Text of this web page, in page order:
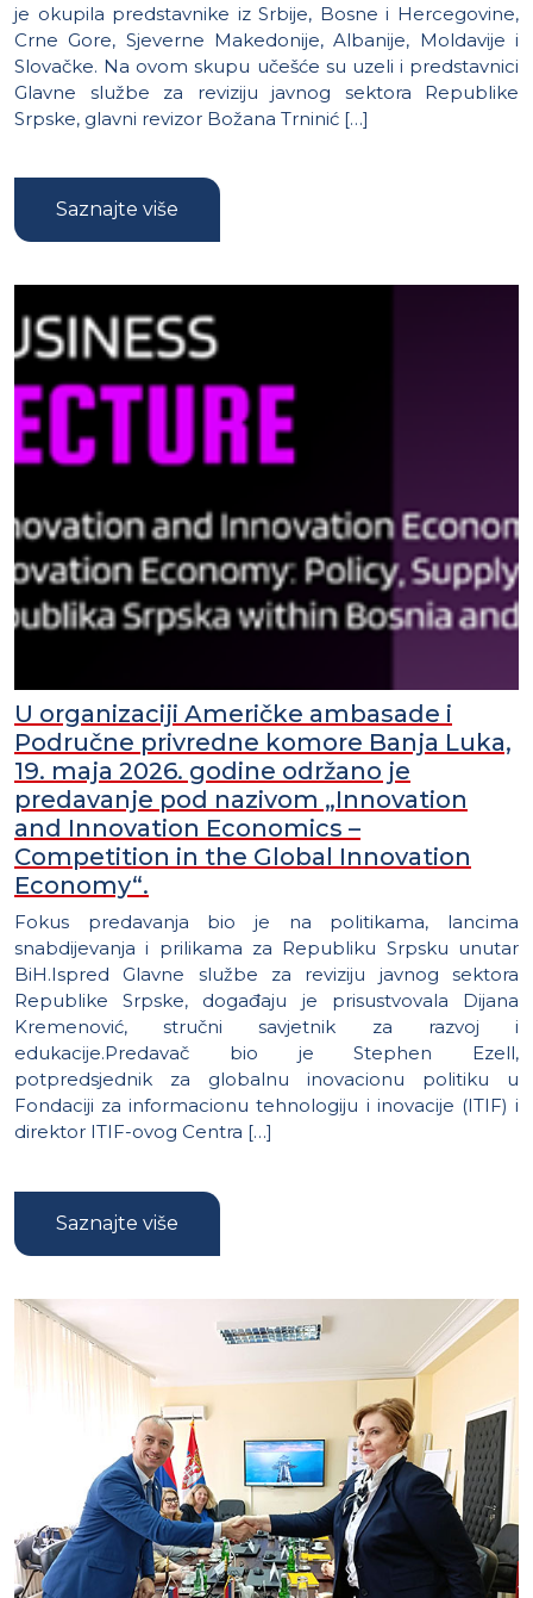
je okupila predstavnike iz Srbije, Bosne i Hercegovine,
Crne Gore, Sjeverne Makedonije, Albanije, Moldavije i
Slovačke. Na ovom skupu učešće su uzeli i predstavnici
Glavne službe za reviziju javnog sektora Republike
Srpske, glavni revizor Božana Trninić […]
Saznajte više
U organizaciji Američke ambasade i
Područne privredne komore Banja Luka,
19. maja 2026. godine održano je
predavanje pod nazivom „Innovation
and Innovation Economics –
Competition in the Global Innovation
Economy“.
Fokus predavanja bio je na politikama, lancima
snabdijevanja i prilikama za Republiku Srpsku unutar
BiH.Ispred Glavne službe za reviziju javnog sektora
Republike Srpske, događaju je prisustvovala Dijana
Kremenović, stručni savjetnik za razvoj i
edukacije.Predavač bio je Stephen Ezell,
potpredsjednik za globalnu inovacionu politiku u
Fondaciji za informacionu tehnologiju i inovacije (ITIF) i
direktor ITIF-ovog Centra […]
Saznajte više